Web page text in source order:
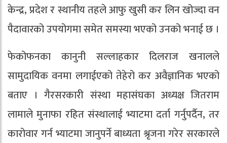
केन्द्र, प्रदेश र स्थानीय तहले आफु खुसी कर लिन खोज्दा वन
पैदावारको उपयोगमा समेत समस्या भएको उनको भनाई छ ।
फेकोफनका कानुनी सल्लाहकार दिलराज खनालले
सामुदायिक वनमा लगाईएको तेहेरो कर अवैज्ञानिक भएको
बताए । गैरसरकारी संस्था महासंघका अध्यक्ष जितराम
लामाले मुनाफा रहित संस्थालाई भ्याटमा दर्ता गर्नुपर्दैन, तर
कारोवार गर्न भ्याटमा जानुपर्ने बाध्यता श्रृजना गरेर सरकारले